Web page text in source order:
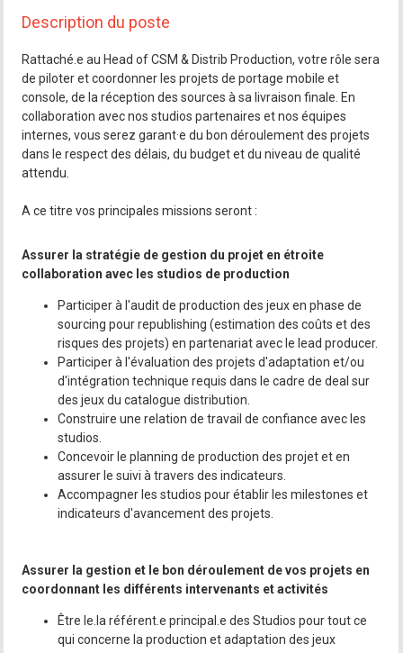
Description du poste
Rattaché.e au Head of CSM & Distrib Production, votre rôle sera
de piloter et coordonner les projets de portage mobile et
console, de la réception des sources à sa livraison finale. En
collaboration avec nos studios partenaires et nos équipes
internes, vous serez garant·e du bon déroulement des projets
dans le respect des délais, du budget et du niveau de qualité
attendu.
A ce titre vos principales missions seront :
Assurer la stratégie de gestion du projet en étroite
collaboration avec les studios de production
Participer à l'audit de production des jeux en phase de
sourcing pour republishing (estimation des coûts et des
risques des projets) en partenariat avec le lead producer.
Participer à l'évaluation des projets d'adaptation et/ou
d'intégration technique requis dans le cadre de deal sur
des jeux du catalogue distribution.
Construire une relation de travail de confiance avec les
studios.
Concevoir le planning de production des projet et en
assurer le suivi à travers des indicateurs.
Accompagner les studios pour établir les milestones et
indicateurs d'avancement des projets.
Assurer la gestion et le bon déroulement de vos projets en
coordonnant les différents intervenants et activités
Être le.la référent.e principal.e des Studios pour tout ce
qui concerne la production et adaptation des jeux